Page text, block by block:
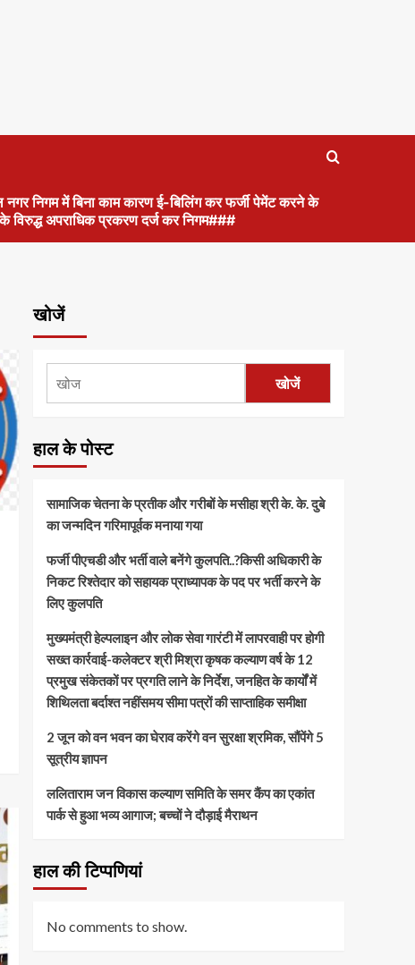
नगर निगम में बिना काम कारण ई-बिलिंग कर फर्जी पेमेंट करने के
विरुद्ध अपराधिक प्रकरण दर्ज कर निगम###
खोजें
खोजें
हाल के पोस्ट
सामाजिक चेतना के प्रतीक और गरीबों के मसीहा श्री के. के. दुबे
का जन्मदिन गरिमापूर्वक मनाया गया
फर्जी पीएचडी और भर्ती वाले बनेंगे कुलपति..?किसी अधिकारी के
निकट रिश्तेदार को सहायक प्राध्यापक के पद पर भर्ती करने के
लिए कुलपति
मुख्यमंत्री हेल्पलाइन और लोक सेवा गारंटी में लापरवाही पर होगी
सख्त कार्रवाई-कलेक्टर श्री मिश्रा कृषक कल्याण वर्ष के 12
प्रमुख संकेतकों पर प्रगति लाने के निर्देश, जनहित के कार्यों में
शिथिलता बर्दाश्त नहींसमय सीमा पत्रों की साप्ताहिक समीक्षा
​2 जून को वन भवन का घेराव करेंगे वन सुरक्षा श्रमिक, सौंपेंगे 5
सूत्रीय ज्ञापन
ललिताराम जन विकास कल्याण समिति के समर कैंप का एकांत
पार्क से हुआ भव्य आगाज; बच्चों ने दौड़ाई मैराथन
हाल की टिप्पणियां
No comments to show.